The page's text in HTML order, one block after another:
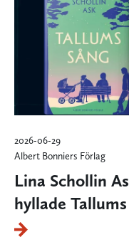
2026-06-29
Albert Bonniers Förlag
Lina Schollin
hyllade